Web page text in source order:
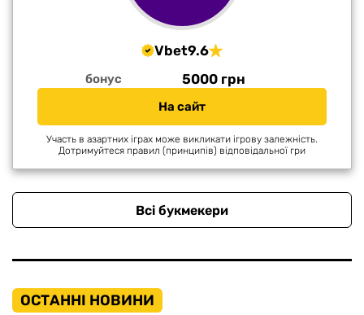
Vbet9.6
бонус 5000 грн
На сайт
Участь в азартних іграх може викликати ігрову залежність.
Дотримуйтеся правил (принципів) відповідальної гри
Всі букмекери
ОСТАННІ НОВИНИ